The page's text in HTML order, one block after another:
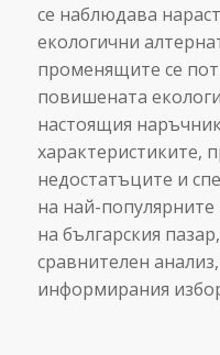
се наблюдава
екологични
променящите се
повишената
настоящия
характеристиките,
недостатъците и
на най-
на българския
сравнителен
информирания